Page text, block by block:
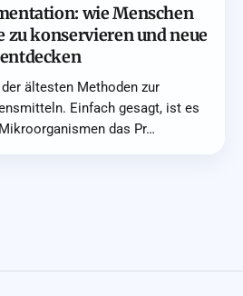
wie Menschen
konservieren und neue
ältesten Methoden zur
Einfach gesagt, ist es
das Pr…